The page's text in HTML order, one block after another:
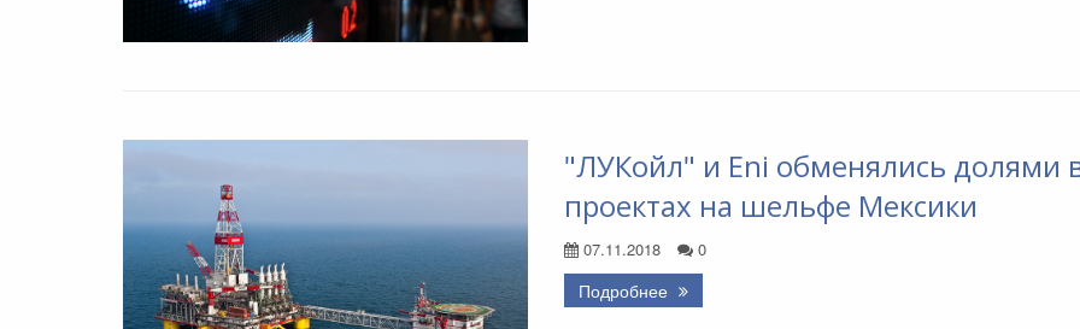
"ЛУКойл" и Eni обменялись долями
проектах на шельфе Мексики
07.11.2018 0
Подробнее